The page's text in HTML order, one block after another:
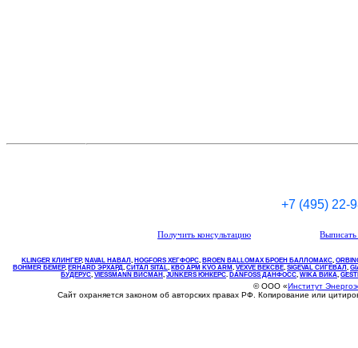
+7 (495) 22-
Получить консультацию
KLINGER КЛИНГЕР, NAVAL НАВАЛ , НOGFORS ХЕГФОРС, BROEN BALLOMAX БРОЕН БАЛЛОМАКС,
BOHMER БЕМЕР, ERHARD ЭРХАРД, СИТАЛ SITAL, КВО АРМ KVO ARM, VEXVE ВЕКСВЕ, SIGEVAL СИГЕВАЛ ,
БУДЕРУС, VIESSMANN ВИСМАН , JUNKERS ЮНКЕРС. DANFOSS ДАНФОСС, WIKA ВИКА,
© ООО «Институт
Сайт охраняется законом об авторских правах РФ. Копирование или